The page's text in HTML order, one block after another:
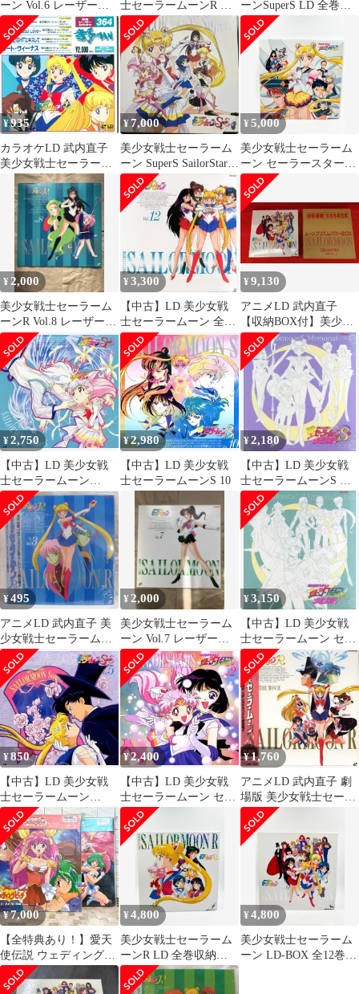
ーン Vol.6 レーザーデ
ィスク
士セーラームーンR 全
11巻セット
ーンSuperS LD 全巻収
納BOX
¥935
カラオケLD 武内直子
美少女戦士セーラーム
ーンR 東映レーザーカ
ラオケ 364
¥7,000
美少女戦士セーラーム
ーン SuperS SailorStars
LDのセット
¥5,000
美少女戦士セーラーム
ーン セーラースターズ
LD BOX
¥2,000
美少女戦士セーラーム
ーンR Vol.8 レーザーデ
ィスク
¥3,300
【中古】LD 美少女戦
士セーラームーン 全12
巻セット
¥9,130
アニメLD 武内直子
【収納BOX付】美少女
戦士セーラームーン 全
12巻 セット
¥2,750
【中古】LD 美少女戦
士セーラームーン
SuperS Vol.8
¥2,980
【中古】LD 美少女戦
士セーラームーンS 10
¥2,180
【中古】LD 美少女戦
士セーラームーンS メ
モリアル
¥495
アニメLD 武内直子 美
少女戦士セーラームー
ンR 3
¥ 2,000
美少女戦士セーラーム
ーン Vol.7 レーザーデ
ィスク
¥3,150
【中古】LD 美少女戦
士セーラームーン セー
ラースターズ メモリア
ル
¥850
【中古】LD 美少女戦
士セーラームーン
SuperS Vol.5
¥2,400
【中古】LD 美少女戦
士セーラームーン セー
ラースターズ2
¥1,760
アニメLD 武内直子 劇
場版 美少女戦士セーラ
ームーンR
¥7,000
【全特典あり！】愛天
使伝説 ウェディングピ
ーチ LD BOX レーザー
ディスクボックス 前編
¥4,800
美少女戦士セーラーム
ーンR LD 全巻収納
BOXセット
¥4,800
美少女戦士セーラーム
ーン LD-BOX 全12巻セ